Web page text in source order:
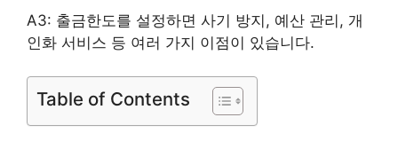
A3: 출금한도를 설정하면 사기 방지, 예산 관리, 개
인화 서비스 등 여러 가지 이점이 있습니다.
Table of Contents